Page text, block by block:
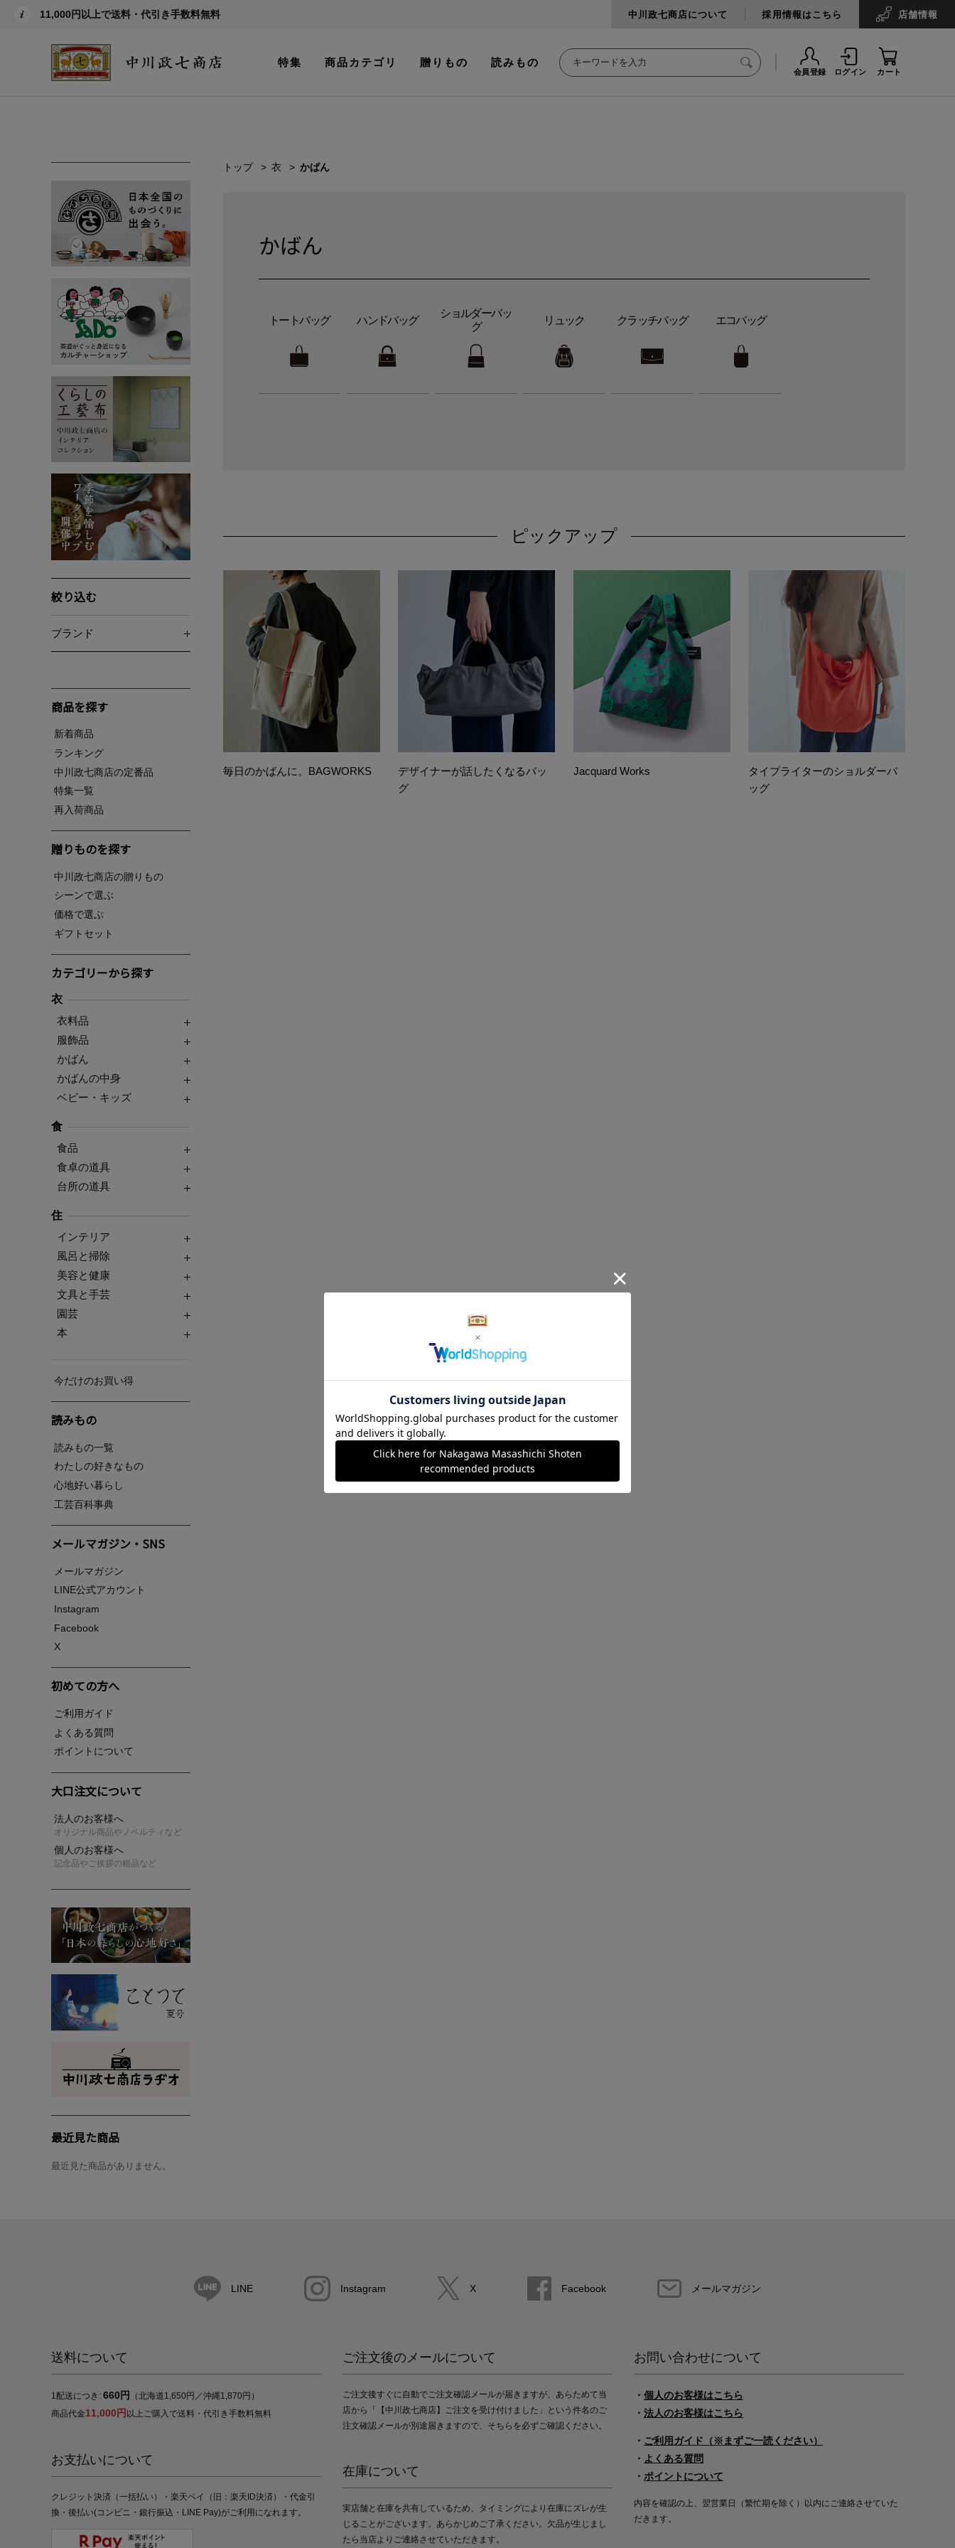
11,000円以上で送料・代引き手数料無料 中川政七商店について 採用情報はこちら 店舗情報
特集 商品カテゴリ 贈りもの 読みもの
会員登録 ログイン カート
絞り込む
ブランド
商品を探す
新着商品
ランキング
中川政七商店の定番品
特集一覧
再入荷商品
贈りものを探す
中川政七商店の贈りもの
シーンで選ぶ
価格で選ぶ
ギフトセット
カテゴリーから探す
衣
衣料品
服飾品
かばん
かばんの中身
ベビー・キッズ
食
食品
食卓の道具
台所の道具
住
インテリア
風呂と掃除
美容と健康
文具と手芸
園芸
本
今だけのお買い得
読みもの
読みもの一覧
わたしの好きなもの
心地好い暮らし
工芸百科事典
メールマガジン・SNS
メールマガジン
LINE公式アカウント
Instagram
Facebook
X
初めての方へ
ご利用ガイド
よくある質問
ポイントについて
大口注文について
法人のお客様へ
オリジナル商品やノベルティなど
個人のお客様へ
記念品やご挨拶の粗品など
最近見た商品
最近見た商品がありません。
トップ 衣 かばん
かばん
トートバッグ ハンドバッグ
ショルダーバッ
グ
リュック クラッチバッグ エコバッグ
ピックアップ
毎日のかばんに。BAGWORKS
デザイナーが話したくなるバッ
グ
Jacquard Works
タイプライターのショルダーバ
ッグ
LINE Instagram X Facebook メールマガジン
送料について
1配送につき: 660円
（北海道1,650円／沖縄1,870円）
商品代金11,000円 以上ご購入で送料・代引き手数料無料
お支払いについて
クレジット決済（一括払い）・楽天ペイ（旧：楽天ID決済）・代金引
換・後払い(コンビニ・銀行振込・LINE Pay)がご利用になれます。
ご注文後のメールについて
ご注文後すぐに自動でご注文確認メールが届きますが、あらためて当
店から「【中川政七商店】ご注文を受け付けました」という件名のご
注文確認メールが別途届きますので、そちらを必ずご確認ください。
在庫について
実店舗と在庫を共有しているため、タイミングにより在庫にズレが生
じることがございます。あらかじめご了承ください。欠品が生じまし
たら当店よりご連絡させていただきます。
お問い合わせについて
・ 個人のお客様はこちら
・ 法人のお客様はこちら
・ ご利用ガイド（※まずご一読ください）
・ よくある質問
・ ポイントについて
内容を確認の上、翌営業日（繁忙期を除く）以内にご連絡させていた
だきます。